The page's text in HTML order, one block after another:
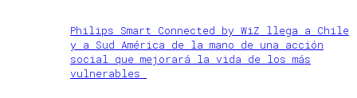
Philips Smart Connected by WiZ llega a Chile
y a Sud América de la mano de una acción
social que mejorará la vida de los más
vulnerables